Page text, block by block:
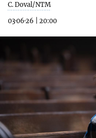
C. Doval/NTM
03·06·26
20:00